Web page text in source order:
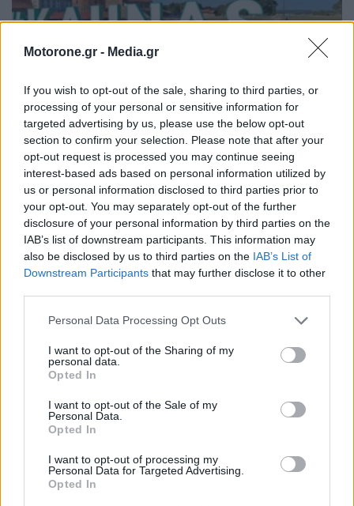
Motorone.gr - Media.gr
If you wish to opt-out of the sale, sharing to third parties, or
processing of your personal or sensitive information for
targeted advertising by us, please use the below opt-out
section to confirm your selection. Please note that after your
opt-out request is processed you may continue seeing
interest-based ads based on personal information utilized by
us or personal information disclosed to third parties prior to
your opt-out. You may separately opt-out of the further
disclosure of your personal information by third parties on the
IAB’s list of downstream participants. This information may
also be disclosed by us to third parties on the IAB’s List of
Downstream Participants that may further disclose it to other
Personal Data Processing Opt Outs
I want to opt-out of the Sharing of my
personal data.
Opted In
I want to opt-out of the Sale of my
Personal Data.
Opted In
I want to opt-out of processing my
Personal Data for Targeted Advertising.
Opted In
Διασχίζοντας την Ευρώπη με την QJMotor SRT
800X
NEWSROOM 19.9.2024
ΠΑΛΑΙΌΤΕΡΑ ΆΡΘΡΑ